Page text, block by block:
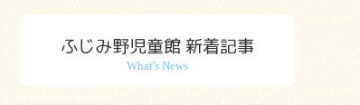
ふじみ野児童館 新着記事